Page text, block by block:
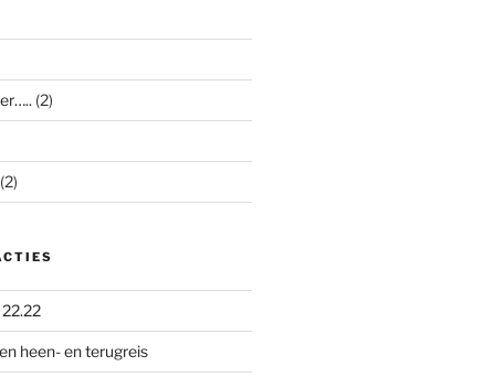
(2)
22.22
heen- en terugreis